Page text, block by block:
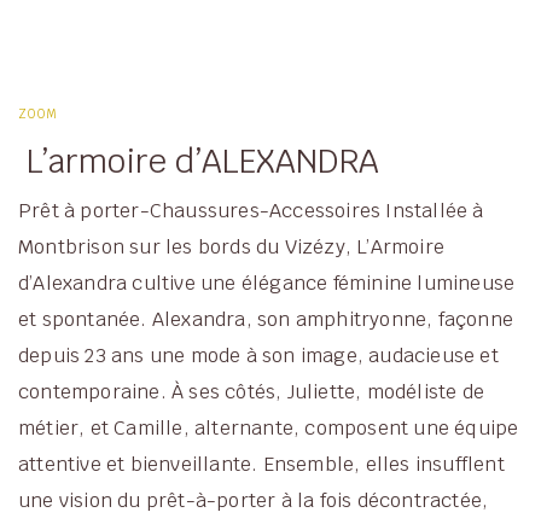
ZOOM
L’armoire d’ALEXANDRA
Prêt à porter-Chaussures-Accessoires Installée à
Montbrison sur les bords du Vizézy, L’Armoire
d’Alexandra cultive une élégance féminine lumineuse
et spontanée. Alexandra, son amphitryonne, façonne
depuis 23 ans une mode à son image, audacieuse et
contemporaine. À ses côtés, Juliette, modéliste de
métier, et Camille, alternante, composent une équipe
attentive et bienveillante. Ensemble, elles insufflent
une vision du prêt-à-porter à la fois décontractée,